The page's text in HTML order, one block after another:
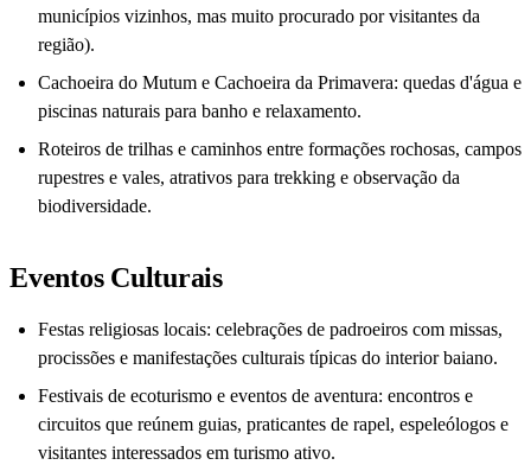
municípios vizinhos, mas muito procurado por visitantes da
região).
Cachoeira do Mutum e Cachoeira da Primavera: quedas d'água e
piscinas naturais para banho e relaxamento.
Roteiros de trilhas e caminhos entre formações rochosas, campos
rupestres e vales, atrativos para trekking e observação da
biodiversidade.
Eventos Culturais
Festas religiosas locais: celebrações de padroeiros com missas,
procissões e manifestações culturais típicas do interior baiano.
Festivais de ecoturismo e eventos de aventura: encontros e
circuitos que reúnem guias, praticantes de rapel, espeleólogos e
visitantes interessados em turismo ativo.